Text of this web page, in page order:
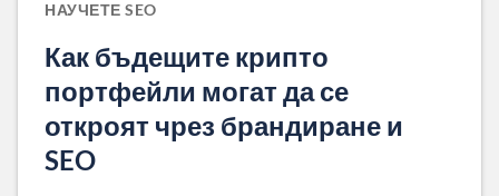
НАУЧЕТЕ SEO
Как бъдещите крипто
портфейли могат да се
откроят чрез брандиране и
SEO